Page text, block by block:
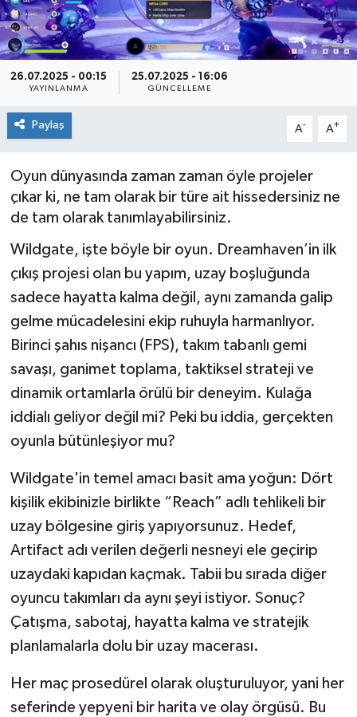
26.07.2025 - 00:15
YAYINLANMA
25.07.2025 - 16:06
GÜNCELLEME
Paylaş A- A+
Oyun dünyasında zaman zaman öyle projeler
çıkar ki, ne tam olarak bir türe ait hissedersiniz ne
de tam olarak tanımlayabilirsiniz.
Wildgate, işte böyle bir oyun. Dreamhaven’in ilk
çıkış projesi olan bu yapım, uzay boşluğunda
sadece hayatta kalma değil, aynı zamanda galip
gelme mücadelesini ekip ruhuyla harmanlıyor.
Birinci şahıs nişancı (FPS), takım tabanlı gemi
savaşı, ganimet toplama, taktiksel strateji ve
dinamik ortamlarla örülü bir deneyim. Kulağa
iddialı geliyor değil mi? Peki bu iddia, gerçekten
oyunla bütünleşiyor mu?
Wildgate'in temel amacı basit ama yoğun: Dört
kişilik ekibinizle birlikte “Reach” adlı tehlikeli bir
uzay bölgesine giriş yapıyorsunuz. Hedef,
Artifact adı verilen değerli nesneyi ele geçirip
uzaydaki kapıdan kaçmak. Tabii bu sırada diğer
oyuncu takımları da aynı şeyi istiyor. Sonuç?
Çatışma, sabotaj, hayatta kalma ve stratejik
planlamalarla dolu bir uzay macerası.
Her maç prosedürel olarak oluşturuluyor, yani her
seferinde yepyeni bir harita ve olay örgüsü. Bu
Siyaset
Spor